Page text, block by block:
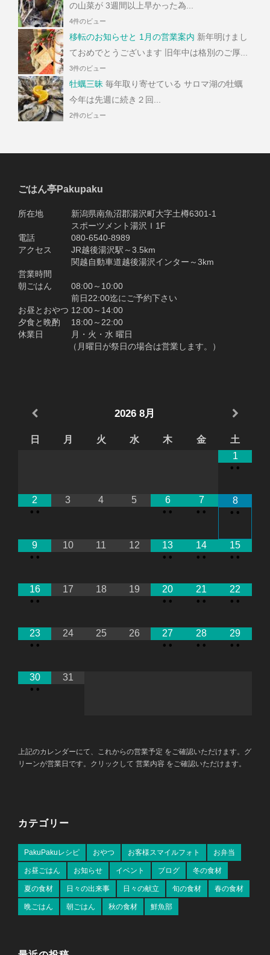
の山菜が 3週間以上早かった為...
4件のビュー
移転のお知らせと 1月の営業案内 新年明けまし
ておめでとうございます 旧年中は格別のご厚...
3件のビュー
牡蠣三昧 毎年取り寄せている サロマ湖の牡蠣
今年は先週に続き２回...
2件のビュー
ごはん亭Pakupaku
所在地 新潟県南魚沼郡湯沢町大字土樽6301-1
スポーツメント湯沢Ｉ1F
電話 080-6540-8989
アクセス JR越後湯沢駅～3.5km
関越自動車道越後湯沢インター～3km
営業時間
朝ごはん 08:00～10:00
前日22:00迄にご予約下さい
お昼とおやつ 12:00～14:00
夕食と晩酌 18:00～22:00
休業日 月・火・水 曜日
（月曜日が祭日の場合は営業します。）
2026 8月
日 月 火 水 木 金
土
1
• •
2
• •
3 4 5
6
• •
7
• •
8
• •
9
• •
10 11 12
13
• •
14
• •
15
• •
16
• •
17 18 19
20
• •
21
• •
22
• •
23
• •
24 25 26
27
• •
28
• •
29
• •
30
• •
31
上記のカレンダーにて、これからの営業予定 をご確認いただけます。グ
リーンが営業日です。クリックして 営業内容 をご確認いただけます。
カテゴリー
PakuPakuレシピ おやつ お客様スマイルフォト お弁当
お昼ごはん お知らせ イベント ブログ 冬の食材
夏の食材 日々の出来事 日々の献立 旬の食材 春の食材
晩ごはん 朝ごはん 秋の食材 鮮魚部